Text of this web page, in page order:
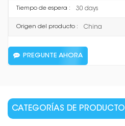
Tiempo de espera : 30 days
Origen del producto : China
PREGUNTE AHORA
CATEGORÍAS DE PRODUCTO